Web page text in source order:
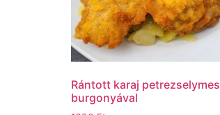
Rántott karaj petrezselymes
burgonyával